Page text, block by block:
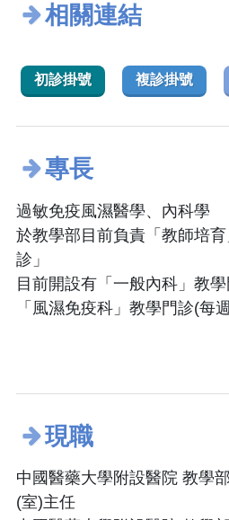
相關連結
初診掛號 複診掛號
專長
過敏免疫風濕醫學、內科學
於教學部目前負責「教師培
診」
目前開設有「一般內科」教
「風濕免疫科」教學門診(每
現職
中國醫藥大學附設醫院 教學
(室)主任